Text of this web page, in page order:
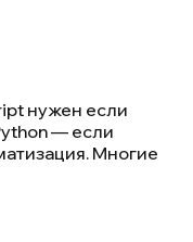
нужен если
— если
Многие